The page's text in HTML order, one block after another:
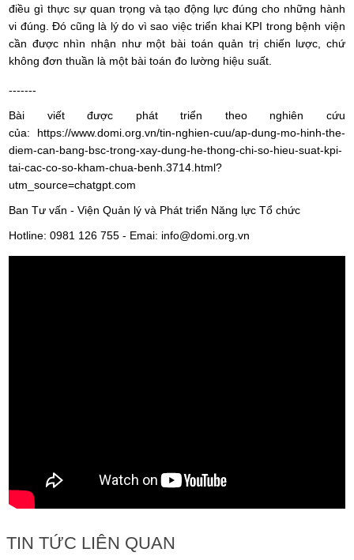
điều gì thực sự quan trọng và tạo động lực đúng cho những hành
vi đúng. Đó cũng là lý do vì sao việc triển khai KPI trong bệnh viện
cần được nhìn nhận như một bài toán quản trị chiến lược, chứ
không đơn thuần là một bài toán đo lường hiệu suất.
-------
Bài viết được phát triển theo nghiên cứu
của: https://www.domi.org.vn/tin-nghien-cuu/ap-dung-mo-hinh-the-
diem-can-bang-bsc-trong-xay-dung-he-thong-chi-so-hieu-suat-kpi-
tai-cac-co-so-kham-chua-benh.3714.html?
utm_source=chatgpt.com
Ban Tư vấn - Viện Quản lý và Phát triển Năng lực Tổ chức
Hotline: 0981 126 755 - Emai: info@domi.org.vn
TIN TỨC LIÊN QUAN